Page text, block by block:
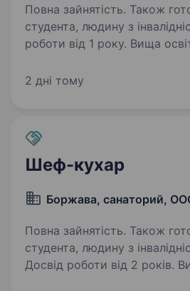
Повна зайнятість. Також
студента, людину з
роботи від 1 року. Вища освіта.
чи особистостей у
іміджу, залучення аудиторії
2 дні тому
Шеф-кухар
Боржава, санаторий,
Повна зайнятість. Також
студента, людину з
Досвід роботи від 2 років.